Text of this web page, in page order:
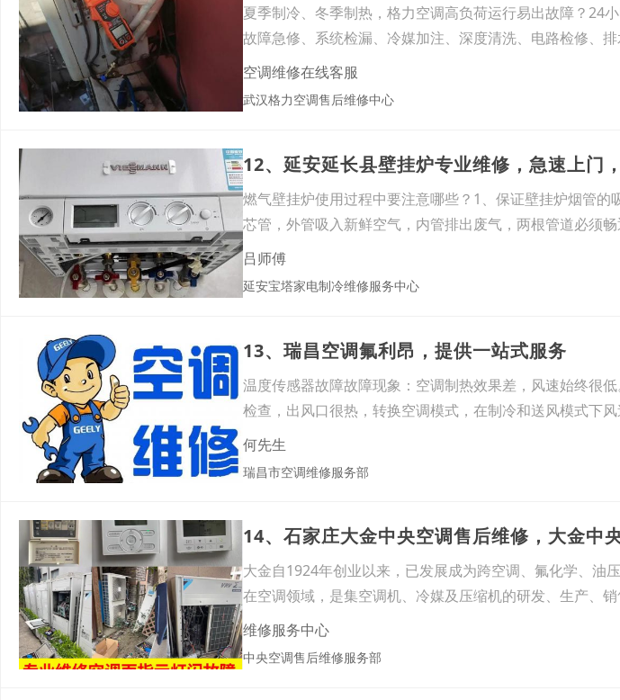
夏季制冷、冬季制热，格力空调高负荷运行易出故障？24
故障急修、系统检漏、冷媒加注、深度清洗、电路检修、
务
空调维修在线客服
武汉格力空调售后维修中心
12、延安延长县壁挂炉专业维修，急速上门
燃气壁挂炉使用过程中要注意哪些？1、保证壁挂炉烟管的
芯管，外管吸入新鲜空气，内管排出废气，两根管道必须
将烟
吕师傅
延安宝塔家电制冷维修服务中心
13、瑞昌空调氟利昂，提供一站式服务
温度传感器故障故障现象：空调制热效果差，风速始终很
检查，出风口很热，转换空调模式，在制冷和送风模式下
风扇
何先生
瑞昌市空调维修服务部
14、石家庄大金中央空调售后维修，大金中
大金自1924年创业以来，已发展成为跨空调、氟化学、油
在空调领域，是集空调机、冷媒及压缩机的研发、生产、
维修服务中心
中央空调售后维修服务部